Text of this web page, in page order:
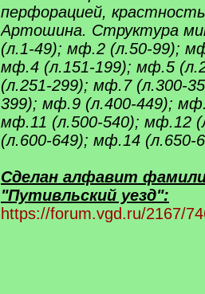
перфорацией,
Артошина. Структура
(л.1-49); мф.2 (л.50-99);
мф.4 (л.151-199); мф.5
(л.251-299); мф.7 (л.300-
399); мф.9 (л.400-449);
мф.11 (л.500-540); мф.12
(л.600-649); мф.14 (л.650-
Сделан алфавит
"Путивльский уезд":
https://forum.vgd.ru/2167/